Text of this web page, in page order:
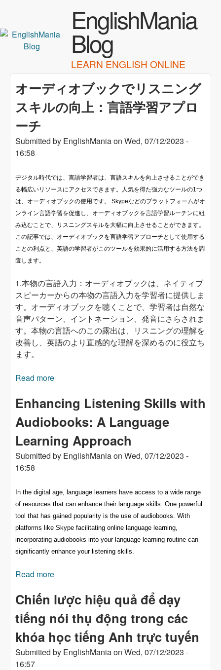
EnglishMania
Blog
LEARN ENGLISH ONLINE
オーディオブックでリスニング
スキルの向上：言語学習アプロ
ーチ
Submitted by EnglishManiaon Wed, 07/12/2023 -
16:58
デジタル時代では、言語学習者は、言語スキルを向上させることができ
る幅広いリソースにアクセスできます。人気を得た強力なツールの1つ
は、オーディオブックの使用です。 Skypeなどのプラットフォームがオ
ンライン言語学習を促進し、オーディオブックを言語学習ルーチンに組
み込むことで、リスニングスキルを大幅に向上させることができます。
この記事では、オーディオブックを言語学習アプローチとして使用する
ことの利点と、英語の学習者がこのツールを効果的に活用する方法を調
査します。
1.本物の言語入力：オーディオブックは、ネイティブ
スピーカーからの本物の言語入力を学習者に提供しま
す。オーディオブックを聴くことで、学習者は自然な
音声パターン、イントネーション、発音にさらされま
す。本物の言語へのこの露出は、リスニングの理解を
改善し、英語のより直感的な理解を深めるのに役立ち
ます。
Read more
Enhancing Listening Skills with
Audiobooks: A Language
Learning Approach
Submitted by EnglishManiaon Wed, 07/12/2023 -
16:58
In the digital age, language learners have access to a wide range
of resources that can enhance their language skills. One powerful
tool that has gained popularity is the use of audiobooks. With
platforms like Skype facilitating online language learning,
incorporating audiobooks into your language learning routine can
significantly enhance your listening skills.
Read more
Chiến lược hiệu quả để dạy
tiếng nói thụ động trong các
khóa học tiếng Anh trực tuyến
Submitted by EnglishManiaon Wed, 07/12/2023 -
16:57